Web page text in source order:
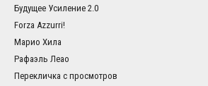
Будущее Усиление 2.0
Forza Azzurri!
Марио Хила
Рафаэль Леао
Перекличка с просмотров